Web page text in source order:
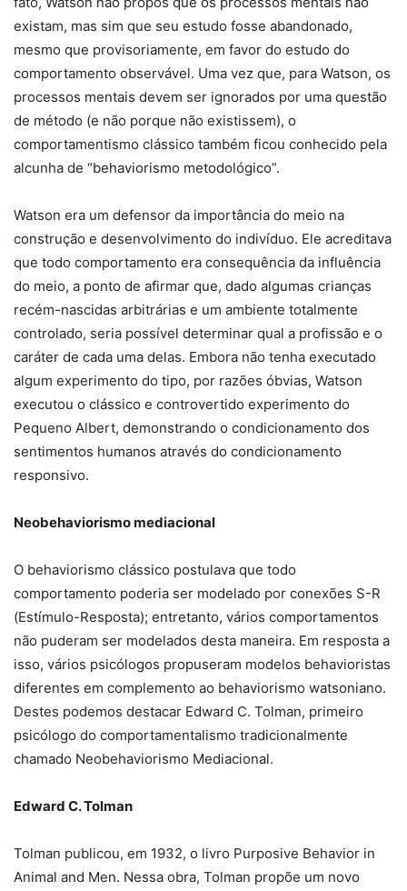
existam, mas sim que seu estudo fosse abandonado,
mesmo que provisoriamente, em favor do estudo do
comportamento observável. Uma vez que, para Watson, os
processos mentais devem ser ignorados por uma questão
de método (e não porque não existissem), o
comportamentismo clássico também ficou conhecido pela
alcunha de “behaviorismo metodológico”.
Watson era um defensor da importância do meio na
construção e desenvolvimento do indivíduo. Ele acreditava
que todo comportamento era consequência da influência
do meio, a ponto de afirmar que, dado algumas crianças
recém-nascidas arbitrárias e um ambiente totalmente
controlado, seria possível determinar qual a profissão e o
caráter de cada uma delas. Embora não tenha executado
algum experimento do tipo, por razões óbvias, Watson
executou o clássico e controvertido experimento do
Pequeno Albert, demonstrando o condicionamento dos
sentimentos humanos através do condicionamento
responsivo.
Neobehaviorismo mediacional
O behaviorismo clássico postulava que todo
comportamento poderia ser modelado por conexões S-R
(Estímulo-Resposta); entretanto, vários comportamentos
não puderam ser modelados desta maneira. Em resposta a
isso, vários psicólogos propuseram modelos behavioristas
diferentes em complemento ao behaviorismo watsoniano.
Destes podemos destacar Edward C. Tolman, primeiro
psicólogo do comportamentalismo tradicionalmente
chamado Neobehaviorismo Mediacional.
Edward C. Tolman
Tolman publicou, em 1932, o livro Purposive Behavior in
Animal and Men. Nessa obra, Tolman propõe um novo